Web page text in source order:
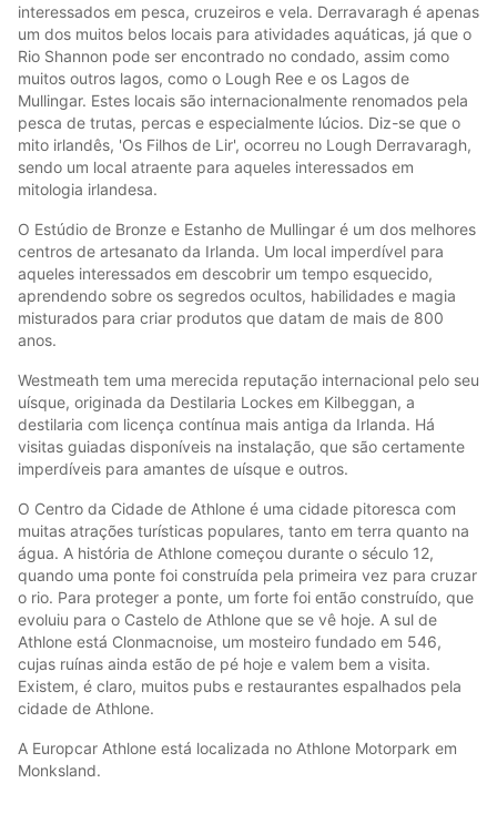
interessados em pesca, cruzeiros e vela. Derravaragh é apenas
um dos muitos belos locais para atividades aquáticas, já que o
Rio Shannon pode ser encontrado no condado, assim como
muitos outros lagos, como o Lough Ree e os Lagos de
Mullingar. Estes locais são internacionalmente renomados pela
pesca de trutas, percas e especialmente lúcios. Diz-se que o
mito irlandês, 'Os Filhos de Lir', ocorreu no Lough Derravaragh,
sendo um local atraente para aqueles interessados em
mitologia irlandesa.
O Estúdio de Bronze e Estanho de Mullingar é um dos melhores
centros de artesanato da Irlanda. Um local imperdível para
aqueles interessados em descobrir um tempo esquecido,
aprendendo sobre os segredos ocultos, habilidades e magia
misturados para criar produtos que datam de mais de 800
anos.
Westmeath tem uma merecida reputação internacional pelo seu
uísque, originada da Destilaria Lockes em Kilbeggan, a
destilaria com licença contínua mais antiga da Irlanda. Há
visitas guiadas disponíveis na instalação, que são certamente
imperdíveis para amantes de uísque e outros.
O Centro da Cidade de Athlone é uma cidade pitoresca com
muitas atrações turísticas populares, tanto em terra quanto na
água. A história de Athlone começou durante o século 12,
quando uma ponte foi construída pela primeira vez para cruzar
o rio. Para proteger a ponte, um forte foi então construído, que
evoluiu para o Castelo de Athlone que se vê hoje. A sul de
Athlone está Clonmacnoise, um mosteiro fundado em 546,
cujas ruínas ainda estão de pé hoje e valem bem a visita.
Existem, é claro, muitos pubs e restaurantes espalhados pela
cidade de Athlone.
A Europcar Athlone está localizada no Athlone Motorpark em
Monksland.